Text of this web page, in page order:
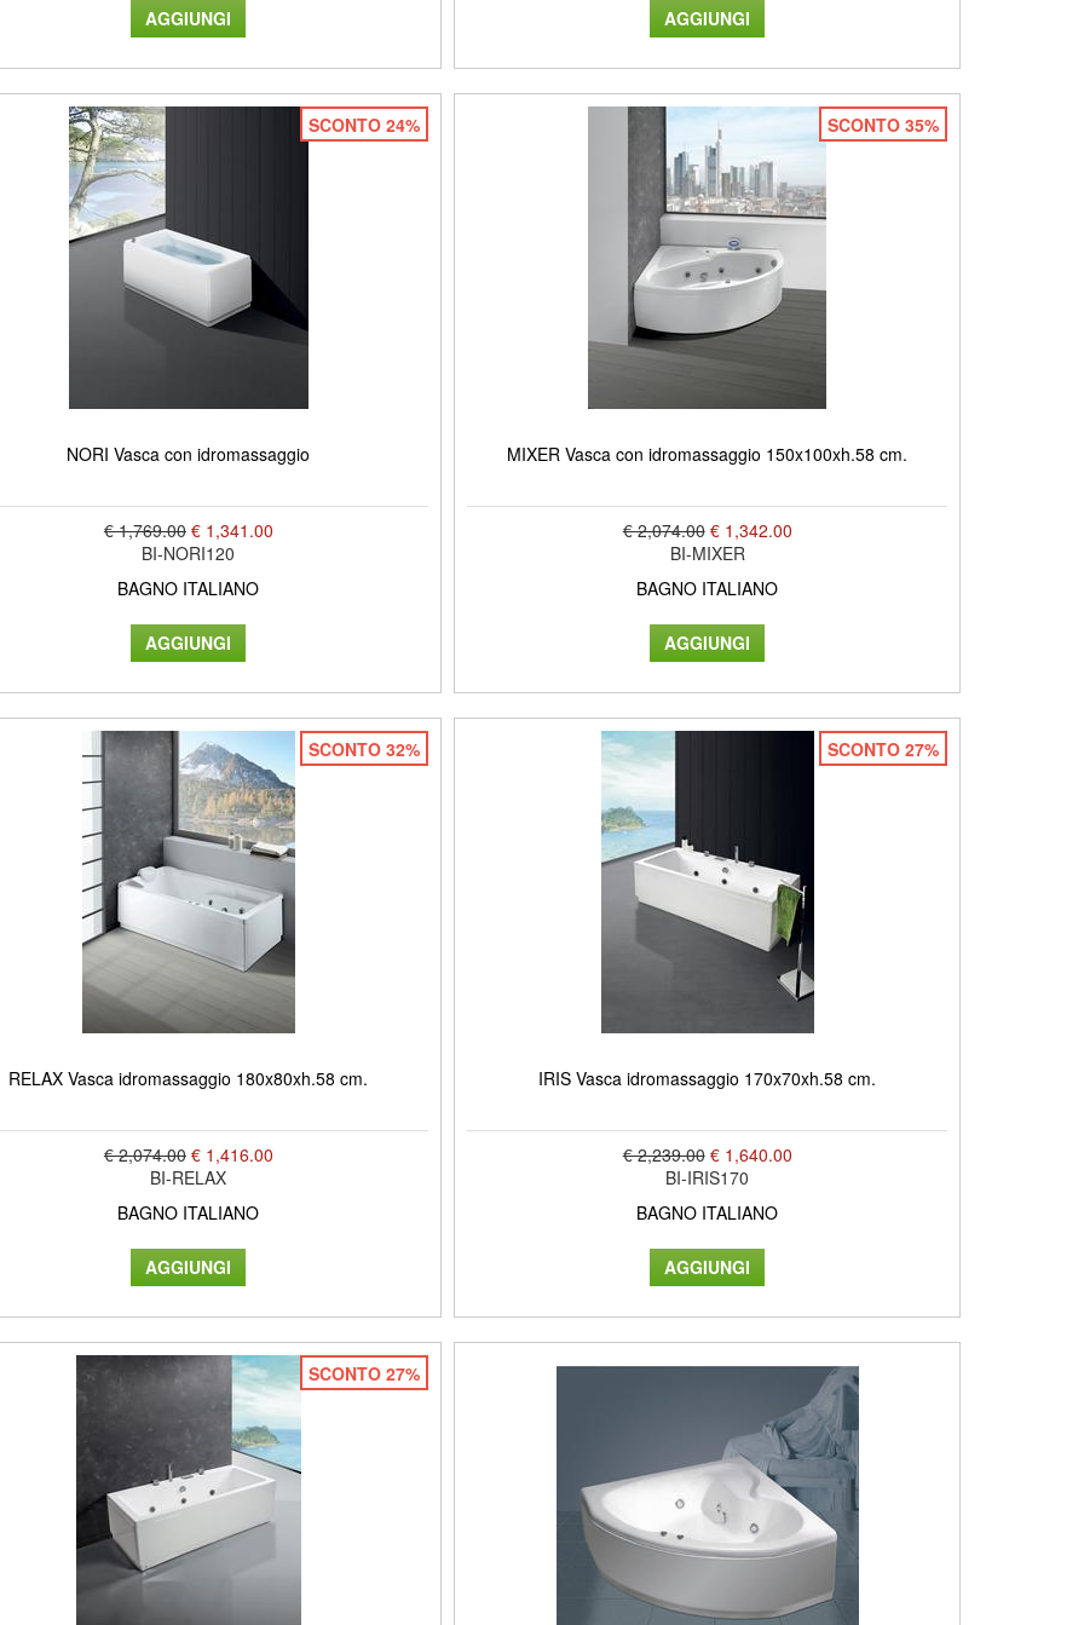
SCONTO 24%
NORI Vasca con idromassaggio
€ 1,769.00 € 1,341.00
BI-NORI120
BAGNO ITALIANO
SCONTO 35%
MIXER Vasca con idromassaggio 150x100xh.58 cm.
€ 2,074.00 € 1,342.00
BI-MIXER
BAGNO ITALIANO
SCONTO 32%
RELAX Vasca idromassaggio 180x80xh.58 cm.
€ 2,074.00 € 1,416.00
BI-RELAX
BAGNO ITALIANO
SCONTO 27%
IRIS Vasca idromassaggio 170x70xh.58 cm.
€ 2,239.00 € 1,640.00
BI-IRIS170
BAGNO ITALIANO
SCONTO 27%